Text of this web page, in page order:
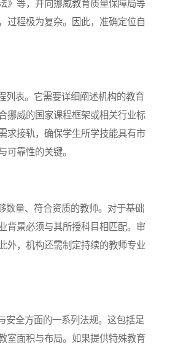
》等，并向挪威教育质量保障局等
过程极为复杂。因此，准确定位自
表。它需要详细阐述机构的教育
挪威的国家课程框架或相关行业标
求接轨，确保学生所学技能具有市
靠性的关键。
量、符合资质的教师。对于基础
背景必须与其所授科目相匹配。审
外，机构还需制定持续的教师专业
全方面的一系列法规。这包括足
室面积与布局。如果提供特殊教育